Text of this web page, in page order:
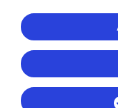
Lecco
Mantova
Piacenza